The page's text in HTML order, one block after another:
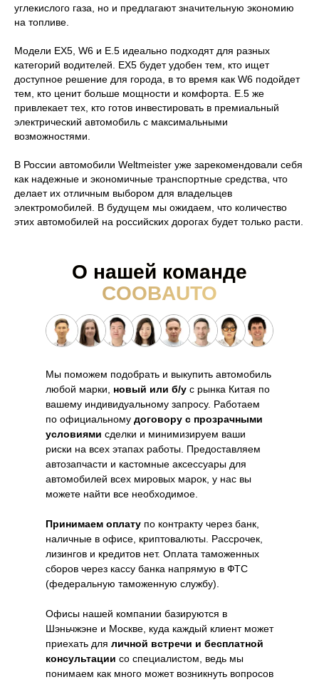
углекислого газа, но и предлагают значительную экономию
на топливе.
Модели EX5, W6 и E.5 идеально подходят для разных
категорий водителей. EX5 будет удобен тем, кто ищет
доступное решение для города, в то время как W6 подойдет
тем, кто ценит больше мощности и комфорта. E.5 же
привлекает тех, кто готов инвестировать в премиальный
электрический автомобиль с максимальными
возможностями.
В России автомобили Weltmeister уже зарекомендовали себя
как надежные и экономичные транспортные средства, что
делает их отличным выбором для владельцев
электромобилей. В будущем мы ожидаем, что количество
этих автомобилей на российских дорогах будет только расти.
Мы поможем подобрать и выкупить автомобиль
любой марки, новый или б/у с рынка Китая по
вашему индивидуальному запросу. Работаем
по официальному договору с прозрачными
условиями сделки и минимизируем ваши
риски на всех этапах работы. Предоставляем
автозапчасти и кастомные аксессуары для
автомобилей всех мировых марок, у нас вы
можете найти все необходимое.
Принимаем оплату по контракту через банк,
наличные в офисе, криптовалюты. Рассрочек,
лизингов и кредитов нет. Оплата таможенных
сборов через кассу банка напрямую в ФТС
(федеральную таможенную службу).
Офисы нашей компании базируются в
Шэньчжэне и Москве, куда каждый клиент может
приехать для личной встречи и бесплатной
консультации со специалистом, ведь мы
понимаем как много может возникнуть вопросов
О нашей команде
COOBAUTO